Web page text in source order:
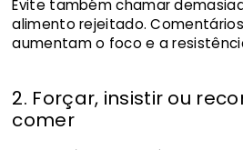
Evite também chamar
alimento rejeitado.
aumentam o foco e a
2. Forçar, insistir ou
comer